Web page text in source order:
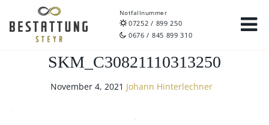
Notfallnummer
07252 / 899 250
0676 / 845 899 310
SKM_C30821110313250
November 4, 2021 Johann Hinterlechner